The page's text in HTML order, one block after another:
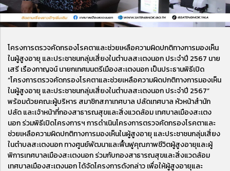
โครงการตรวจคัดกรองโรคตาและช่วยเหลือความผิดปกติทางการมองเห็น
ในผู้สูงอายุ และประชาชนกลุ่มเสี่ยงในตำบลสะเตงนอก ประจำปี 2567 นาย
เสรี เรืองกาญจน์ นายกเทศมนตรีเมืองสะเตงนอก เป็นประธานพิธีเปิด
“โครงการตรวจคัดกรองโรคตาและช่วยเหลือความผิดปกติทางการมองเห็น
ในผู้สูงอายุ และประชาชนกลุ่มเสี่ยงในตำบลสะเตงนอก ประจำปี 2567”
พร้อมด้วยคณะผู้บริหาร สมาชิกสภาเทศบาล ปลัดเทศบาล หัวหน้าสำนัก
ปลัด และเจ้าหน้าที่กองสาธารณสุขและสิ่งแวดล้อม เทศบาลเมืองสะเตง
นอก ร่วมพิธีเปิดโครงการฯ การดำเนินโครงการตรวจคัดกรองโรคตาและ
ช่วยเหลือความผิดปกติทางการมองเห็นในผู้สูงอายุ และประชาชนกลุ่มเสี่ยง
ในตำบลสะเตงนอก ทางศูนย์พัฒนาและฟื้นฟูคุณภาพชีวิตผู้สูงอายุและผู้
พิการเทศบาลเมืองสะเตงนอก ร่วมกับกองสาธารณสุขและสิ่งแวดล้อม
เทศบาลเมืองสะเตงนอก ได้จัดโครงการดังกล่าว เพื่อให้ผู้สูงอายุและ